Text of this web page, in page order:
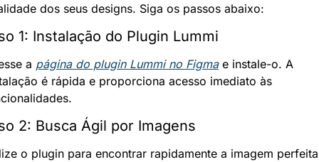
dos seus designs. Siga os passos abaixo:
1: Instalação do Plugin Lummi
a página do plugin Lummi no Figma e instale-o. A
é rápida e proporciona acesso imediato às
2: Busca Ágil por Imagens
o plugin para encontrar rapidamente a imagem